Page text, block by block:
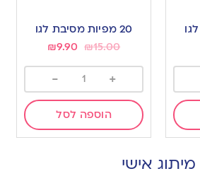
20 מפיות מסיבת לגו
₪15.00
₪9.90
+
-
הוספה לסל
מיתוג אישי